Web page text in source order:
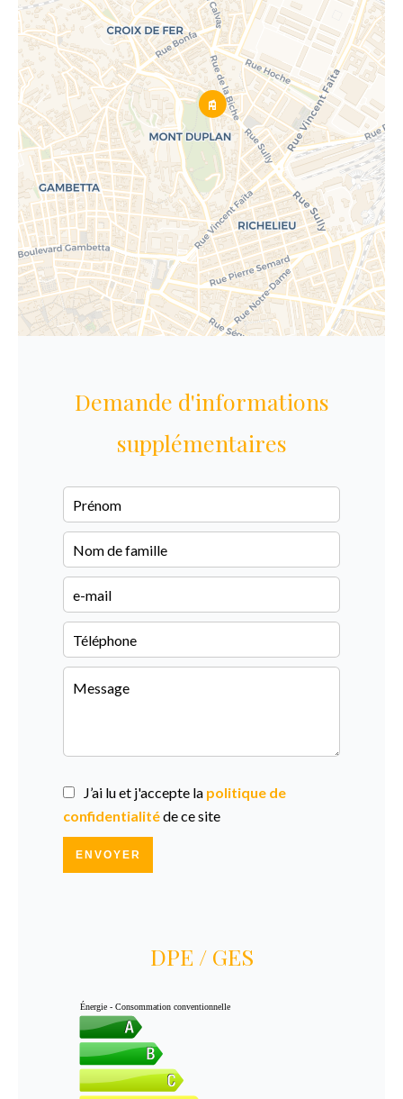
Demande d'informations
supplémentaires
J’ai lu et j'accepte la politique de
confidentialitéde ce site
ENVOYER
DPE / GES
Énergie - Consommation conventionnelle